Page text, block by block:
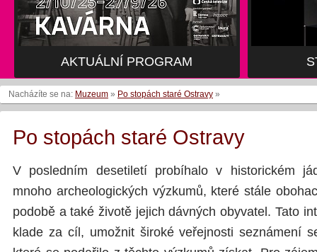
AKTUÁLNÍ PROGRAM
AKTUÁLNÍ PROGRAM
Nacházíte se na: Muzeum » Po stopách staré Ostravy »
Po stopách staré Ostravy
V posledním desetiletí probíhalo v historickém
mnoho archeologických výzkumů, které stále
podobě a také životě jejich dávných obyvatel. Tato
klade za cíl, umožnit široké veřejnosti seznámení